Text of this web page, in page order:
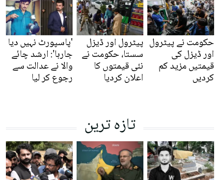
حکومت نے پیٹرول
اور ڈیزل کی
قیمتیں مزید کم
کردیں
پیٹرول اور ڈیزل
سستا، حکومت نے
نئی قیمتوں کا
اعلان کردیا
'پاسپورٹ نہیں دیا
جارہا': ارشد چائے
والا نے عدالت سے
رجوع کر لیا
تازہ ترین